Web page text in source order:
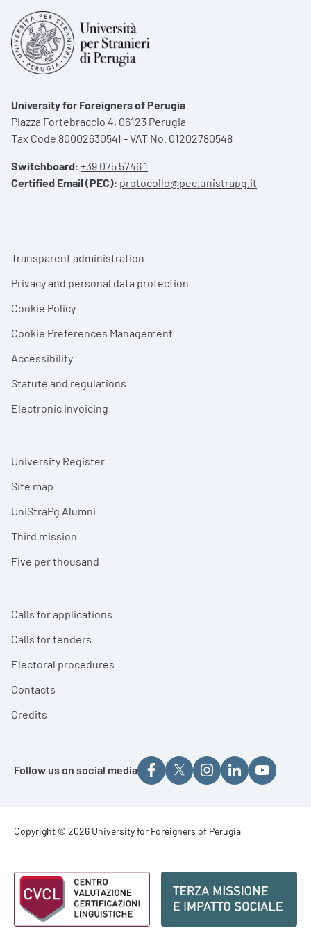
University for Foreigners of Perugia
Piazza Fortebraccio 4, 06123 Perugia
Tax Code 80002630541 - VAT No. 01202780548
Switchboard: +39 075 5746 1
Certified Email (PEC): protocollo@pec.unistrapg.it
Footer menu
Transparent administration
Privacy and personal data protection
Cookie Policy
Cookie Preferences Management
Accessibility
Statute and regulations
Electronic invoicing
University Register
Site map
UniStraPg Alumni
Third mission
Five per thousand
Calls for applications
Calls for tenders
Electoral procedures
Contacts
Credits
Follow us on social media
Footer - Copyright
Copyright © 2026 University for Foreigners of Perugia
Footer - Loghi